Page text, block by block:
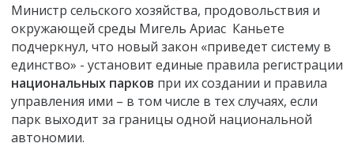
Министр сельского хозяйства, продовольствия и
окружающей среды Мигель Ариас Каньете
подчеркнул, что новый закон «приведет систему в
единство» - установит единые правила регистрации
национальных парков при их создании и правила
управления ими – в том числе в тех случаях, если
парк выходит за границы одной национальной
автономии.